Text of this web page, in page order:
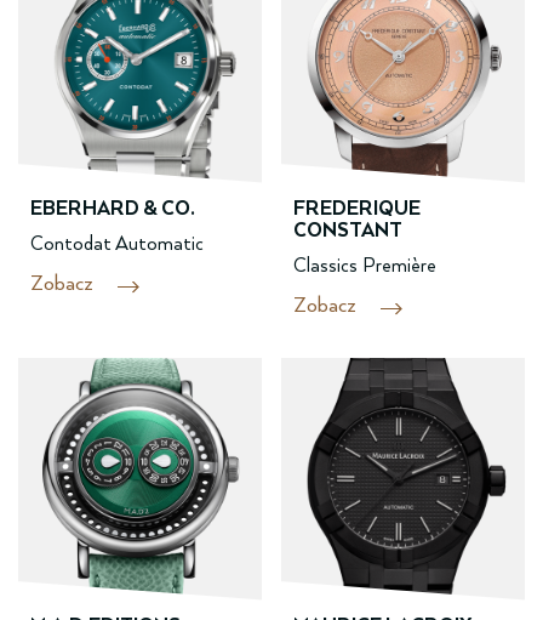
EBERHARD & CO.
Contodat Automatic
Zobacz
FREDERIQUE
CONSTANT
Classics Première
Zobacz